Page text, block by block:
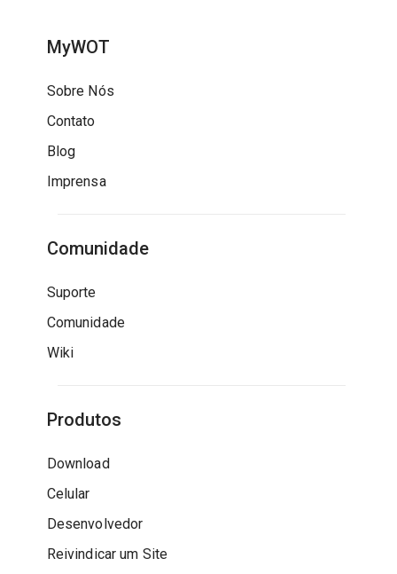
MyWOT
Sobre Nós
Contato
Blog
Imprensa
Comunidade
Suporte
Comunidade
Wiki
Produtos
Download
Celular
Desenvolvedor
Reivindicar um Site